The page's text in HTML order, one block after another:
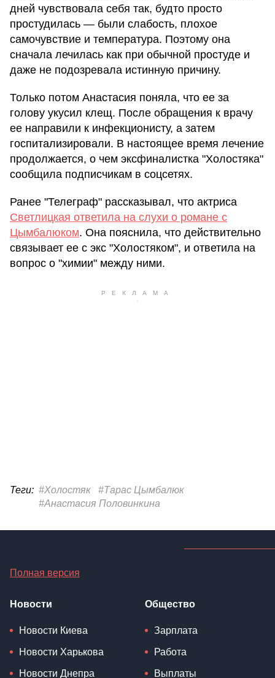
дней чувствовала себя так, будто просто
простудилась — были слабость, плохое
самочувствие и температура. Поэтому она
сначала лечилась как при обычной простуде и
даже не подозревала истинную причину.
Только потом Анастасия поняла, что ее за
голову укусил клещ. После обращения к врачу
ее направили к инфекционисту, а затем
госпитализировали. В настоящее время лечение
продолжается, о чем эксфиналистка "Холостяка"
сообщила подписчикам в соцсетях.
Ранее "Телеграф" рассказывал, что актриса
Светлицкая ответила на слухи о романе с
Цымбалюком. Она пояснила, что действительно
связывает ее с экс "Холостяком", и ответила на
вопрос о "химии" между ними.
Теги: #Холостяк
#Тарас Цымбалюк
#Анастасия Половинкина
Полная версия
Новости
Новости Киева
Новости Харькова
Новости Днепра
Общество
Зарплата
Работа
Выплаты